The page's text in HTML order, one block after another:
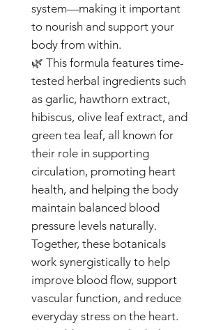
system—making it important
to nourish and support your
body from within.
🌿 This formula features time-
tested herbal ingredients such
as garlic, hawthorn extract,
hibiscus, olive leaf extract, and
green tea leaf, all known for
their role in supporting
circulation, promoting heart
health, and helping the body
maintain balanced blood
pressure levels naturally.
Together, these botanicals
work synergistically to help
improve blood flow, support
vascular function, and reduce
everyday stress on the heart.